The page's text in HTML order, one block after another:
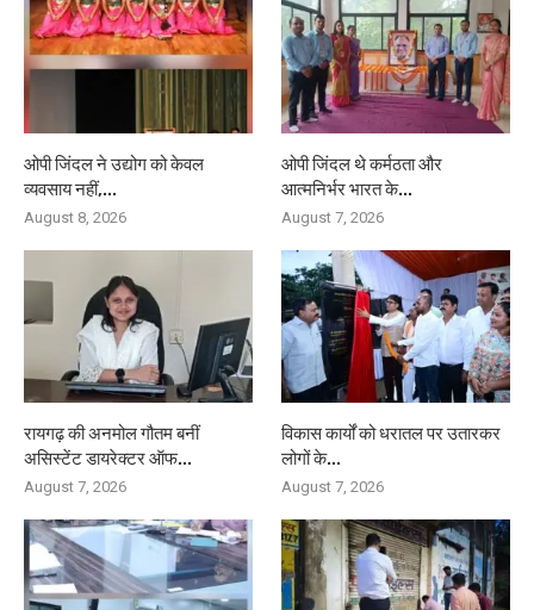
ओपी जिंदल ने उद्योग को केवल
व्यवसाय नहीं,...
August 8, 2026
ओपी जिंदल थे कर्मठता और
आत्मनिर्भर भारत के...
August 7, 2026
रायगढ़ की अनमोल गौतम बनीं
असिस्टेंट डायरेक्टर ऑफ...
August 7, 2026
विकास कार्यों को धरातल पर उतारकर
लोगों के...
August 7, 2026